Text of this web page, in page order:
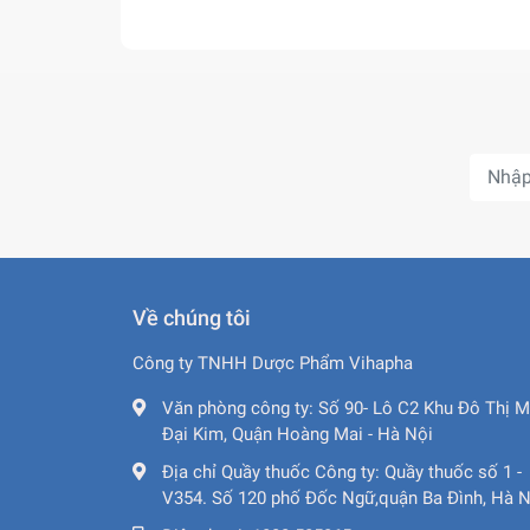
Văn phòng công ty: Số 90- Lô C2
Về chúng tôi
Công ty TNHH Dược Phẩm Vihapha
Văn phòng công ty: Số 90- Lô C2 Khu Đô Thị
Đại Kim, Quận Hoàng Mai - Hà Nội
Địa chỉ Quầy thuốc Công ty: Quầy thuốc số 1 -
V354. Số 120 phố Đốc Ngữ,quận Ba Đình, Hà